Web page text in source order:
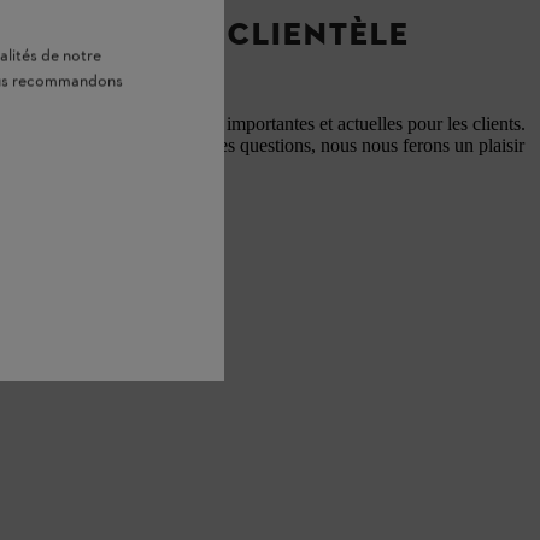
À LA CLIENTÈLE
pour vous des informations importantes et actuelles pour les clients.
nous contacter si vous avez des questions, nous nous ferons un plaisir
de notre
recommandons